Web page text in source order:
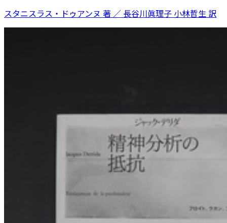
スタニスラス・ドゥアンヌ 著 ／ 長谷川眞理子 小林哲生 訳